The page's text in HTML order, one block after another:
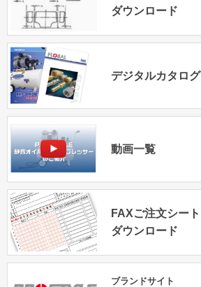
ダウンロード
デジタルカタログ
動画一覧
FAXご注文シート
ダウンロード
ブランドサイト